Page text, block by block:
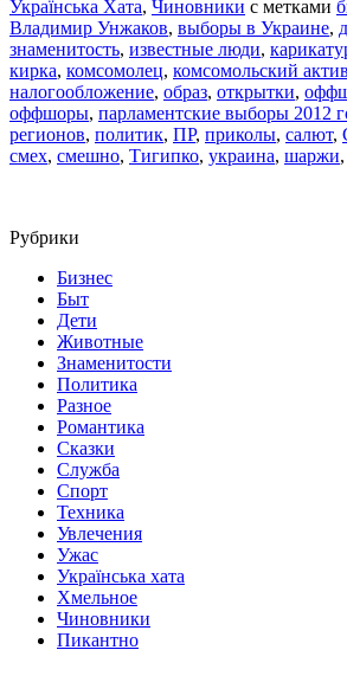
Українська Хата, Чиновники с метками
Владимир Унжаков, выборы в Украине,
знаменитость, известные люди,
кирка, комсомолец, комсомольский
налогообложение, образ, открытки,
оффшоры, парламентские выборы 2012
регионов, политик, ПР, приколы, салют,
смех, смешно, Тигипко, украина, шаржи,
Рубрики
Бизнес
Быт
Дети
Животные
Знаменитости
Политика
Разное
Романтика
Сказки
Служба
Спорт
Техника
Увлечения
Ужас
Українська хата
Хмельное
Чиновники
Пикантно